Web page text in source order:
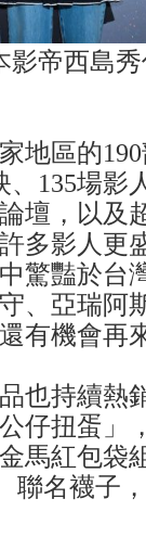
影帝西島
地區的
135場影
壇，以及
多影人更
驚豔於台
、亞瑞阿
有機會再
也持續熱
仔扭蛋」
馬紅包袋
聯名襪子